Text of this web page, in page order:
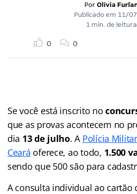
Por Olivia
Publicado em 11/
1 min. de leitura
0 0
Se você está inscrito no
que as provas acontecem no
dia 13 de julho. A Polícia
Ceará oferece, ao todo, 1.500
sendo que 500 são para
A consulta individual ao cartão